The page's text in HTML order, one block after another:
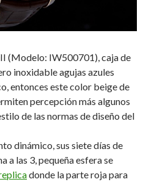
(Modelo: IW500701), caja de
inoxidable agujas azules
entonces este color beige de
percepción más algunos
de las normas de diseño del
dinámico, sus siete días de
a las 3, pequeña esfera se
donde la parte roja para